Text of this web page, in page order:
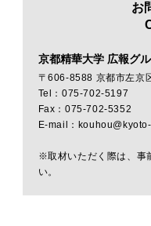
お
京都精華大学 広報グ
〒606-8588 京都市左京
Tel：075-702-5197
Fax：075-702-5352
E-mail：
※取材いただく際は、事
い。